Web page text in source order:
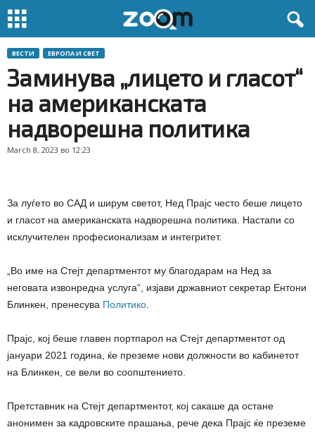
ВЕСТИ ЕВРОПА И СВЕТ
Заминува „лицето и гласот“
на американската
надворешна политика
March 8, 2023 во 12:23
За луѓето во САД и ширум светот, Нед Прајс често беше лицето
и гласот на американската надворешна политика. Настапи со
исклучителен професионализам и интегритет.
„Во име на Стејт департментот му благодарам на Нед за
неговата извонредна услуга“, изјави државниот секретар Ентони
Блинкен, пренесува Политико
Прајс, кој беше главен портпарол на Стејт департментот од
јануари 2021 година, ќе преземе нови должности во кабинетот
на Блинкен, се вели во соопштението.
Претставник на Стејт департментот, кој сакаше да остане
анонимен за кадровските прашања, рече дека Прајс ќе преземе